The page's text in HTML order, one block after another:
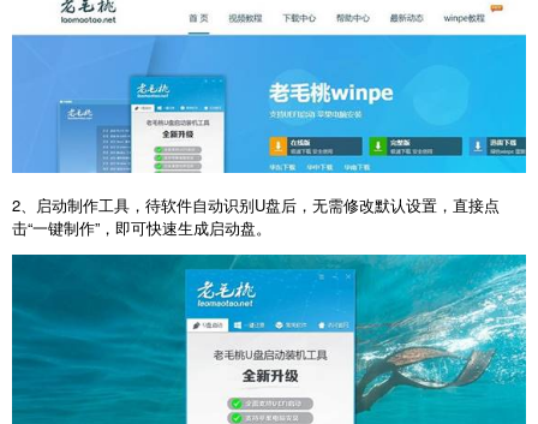
2、启动制作工具，待软件自动识别U盘后，无需修改默认设置，直接点
击“一键制作”，即可快速生成启动盘。